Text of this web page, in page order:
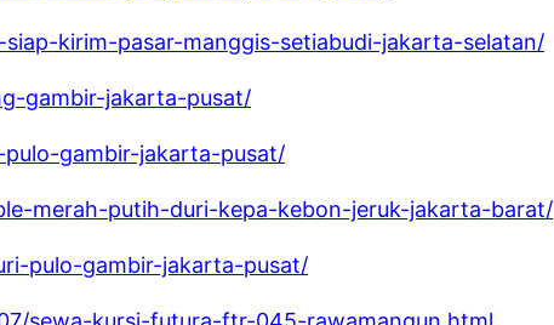
kirim-pasar-manggis-setiabudi-jakarta-selatan/
gambir-jakarta-pusat/
gambir-jakarta-pusat/
merah-putih-duri-kepa-kebon-jeruk-jakarta-barat/
pulo-gambir-jakarta-pusat/